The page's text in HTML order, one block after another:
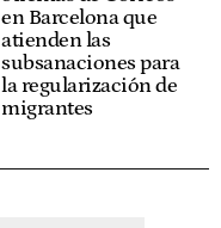
en Barcelona que
atienden las
subsanaciones para
la regularización de
migrantes